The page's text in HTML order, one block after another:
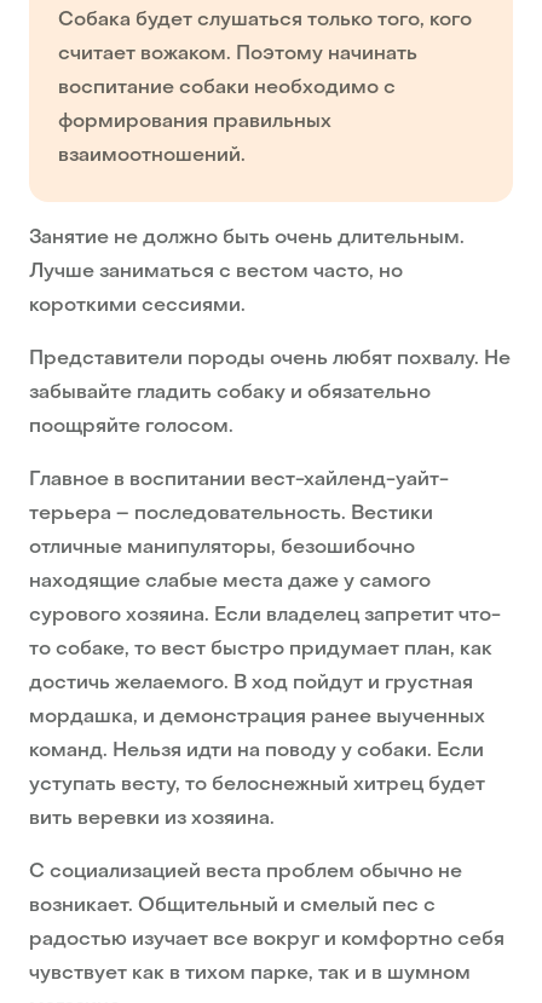
Собака будет слушаться только того, кого
считает вожаком. Поэтому начинать
воспитание собаки необходимо с
формирования правильных
взаимоотношений.
Занятие не должно быть очень длительным.
Лучше заниматься с вестом часто, но
короткими сессиями.
Представители породы очень любят похвалу. Не
забывайте гладить собаку и обязательно
поощряйте голосом.
Главное в воспитании вест-хайленд-уайт-
терьера – последовательность. Вестики
отличные манипуляторы, безошибочно
находящие слабые места даже у самого
сурового хозяина. Если владелец запретит что-
то собаке, то вест быстро придумает план, как
достичь желаемого. В ход пойдут и грустная
мордашка, и демонстрация ранее выученных
команд. Нельзя идти на поводу у собаки. Если
уступать весту, то белоснежный хитрец будет
вить веревки из хозяина.
С социализацией веста проблем обычно не
возникает. Общительный и смелый пес с
радостью изучает все вокруг и комфортно себя
чувствует как в тихом парке, так и в шумном